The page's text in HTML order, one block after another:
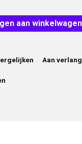
aan winkelwagen
Aan